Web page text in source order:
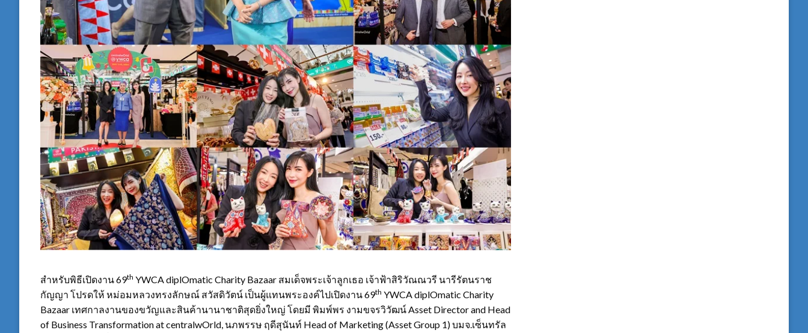
สำหรับพิธีเปิดงาน 69th YWCA diplOmatic Charity Bazaar สมเด็จพระเจ้าลูกเธอ เจ้าฟ้าสิริวัณณวรี นารีรัตนราช
กัญญา โปรดให้ หม่อมหลวงทรงลักษณ์ สวัสดิวัตน์ เป็นผู้แทนพระองค์ไปเปิดงาน 69th YWCA diplOmatic Charity
Bazaar เทศกาลงานของขวัญและสินค้านานาชาติสุดยิ่งใหญ่ โดยมี พิมพ์พร งามขจรวิวัฒน์ Asset Director and Head
of Business Transformation at centralwOrld, นภพรรษ ฤดีสุนันท์ Head of Marketing (Asset Group 1) บมจ.เซ็นทรัล